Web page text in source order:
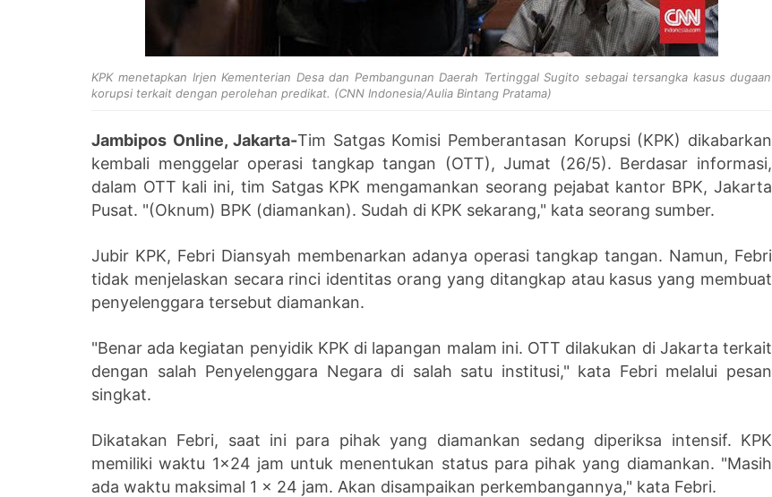
KPK menetapkan Irjen Kementerian Desa dan Pembangunan Daerah Tertinggal Sugito sebagai tersangka kasus dugaan
korupsi terkait dengan perolehan predikat. (CNN Indonesia/Aulia Bintang Pratama)
Jambipos Online, Jakarta-Tim Satgas Komisi Pemberantasan Korupsi (KPK) dikabarkan
kembali menggelar operasi tangkap tangan (OTT), Jumat (26/5). Berdasar informasi,
dalam OTT kali ini, tim Satgas KPK mengamankan seorang pejabat kantor BPK, Jakarta
Pusat. "(Oknum) BPK (diamankan). Sudah di KPK sekarang," kata seorang sumber.
Jubir KPK, Febri Diansyah membenarkan adanya operasi tangkap tangan. Namun, Febri
tidak menjelaskan secara rinci identitas orang yang ditangkap atau kasus yang membuat
penyelenggara tersebut diamankan.
"Benar ada kegiatan penyidik KPK di lapangan malam ini. OTT dilakukan di Jakarta terkait
dengan salah Penyelenggara Negara di salah satu institusi," kata Febri melalui pesan
singkat.
Dikatakan Febri, saat ini para pihak yang diamankan sedang diperiksa intensif. KPK
memiliki waktu 1x24 jam untuk menentukan status para pihak yang diamankan. "Masih
ada waktu maksimal 1 x 24 jam. Akan disampaikan perkembangannya," kata Febri.